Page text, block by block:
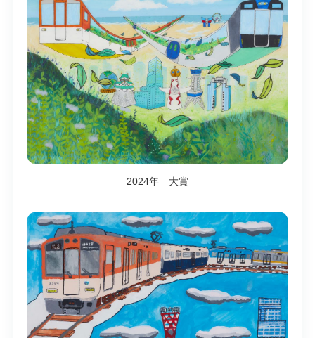
2024年 大賞